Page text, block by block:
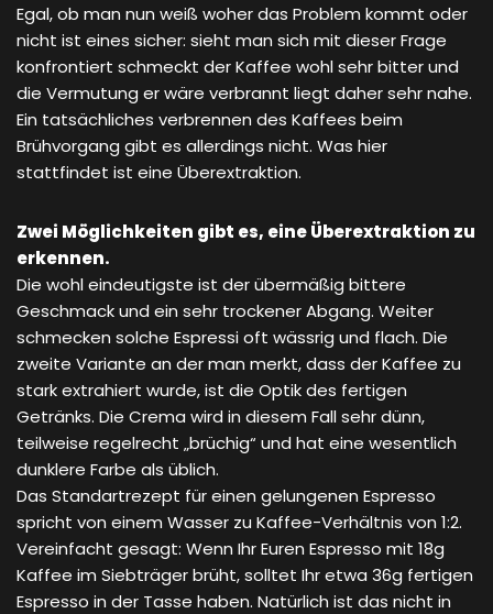
Egal, ob man nun weiß woher das Problem kommt oder
nicht ist eines sicher: sieht man sich mit dieser Frage
konfrontiert schmeckt der Kaffee wohl sehr bitter und
die Vermutung er wäre verbrannt liegt daher sehr nahe.
Ein tatsächliches verbrennen des Kaffees beim
Brühvorgang gibt es allerdings nicht. Was hier
stattfindet ist eine Überextraktion.
Zwei Möglichkeiten gibt es, eine Überextraktion zu
erkennen.
Die wohl eindeutigste ist der übermäßig bittere
Geschmack und ein sehr trockener Abgang. Weiter
schmecken solche Espressi oft wässrig und flach. Die
zweite Variante an der man merkt, dass der Kaffee zu
stark extrahiert wurde, ist die Optik des fertigen
Getränks. Die Crema wird in diesem Fall sehr dünn,
teilweise regelrecht „brüchig“ und hat eine wesentlich
dunklere Farbe als üblich.
Das Standartrezept für einen gelungenen Espresso
spricht von einem Wasser zu Kaffee-Verhältnis von 1:2.
Vereinfacht gesagt: Wenn Ihr Euren Espresso mit 18g
Kaffee im Siebträger brüht, solltet Ihr etwa 36g fertigen
Espresso in der Tasse haben. Natürlich ist das nicht in